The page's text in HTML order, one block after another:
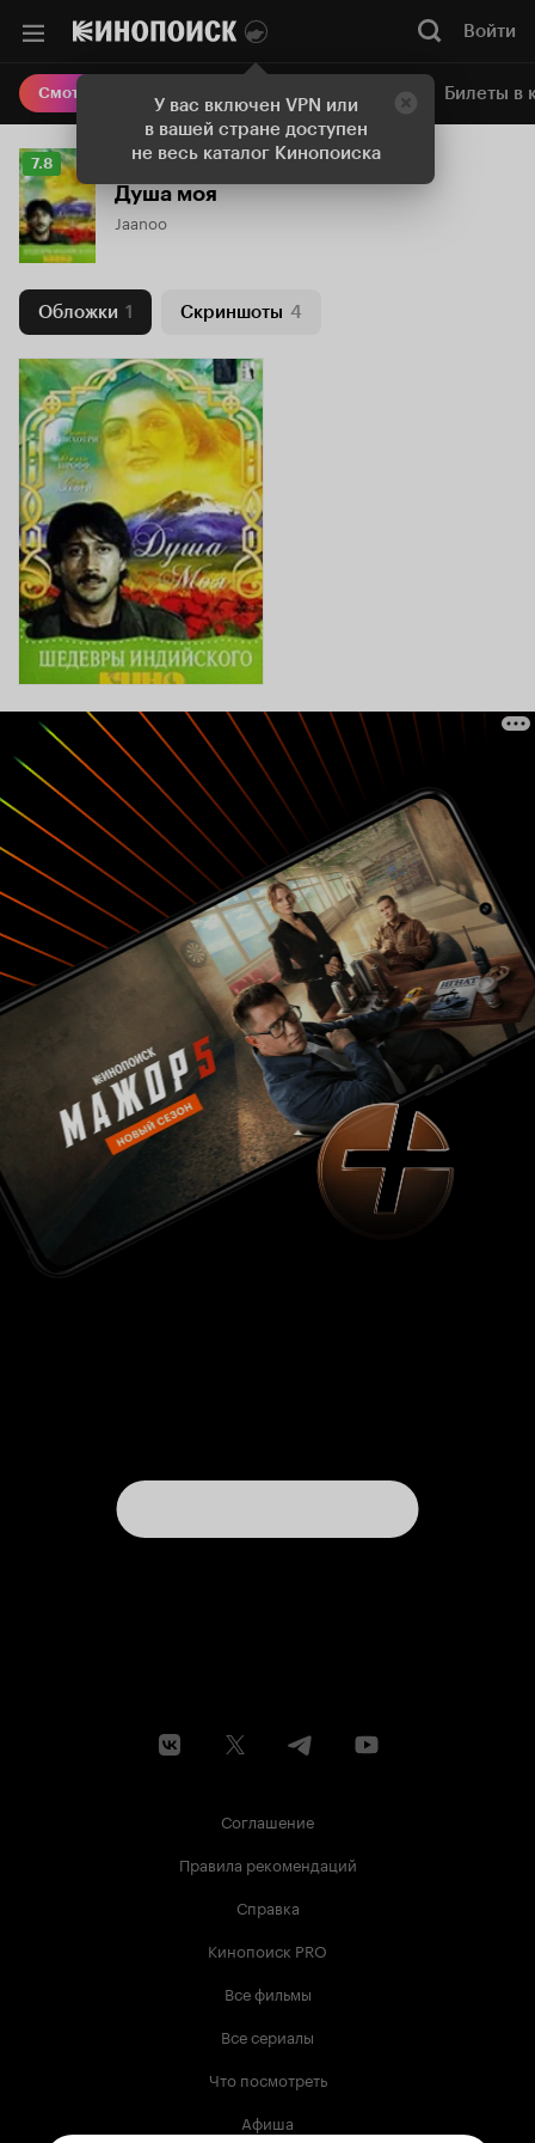
У вас включен VPN или
в вашей стране доступен
не весь каталог Кинопоиска
Войти
Смотреть кино Онлайн-кинотеатр Билеты в
Рейтинг
Кинопоиска
7.8
7.8
Душа моя
Jaanoo
Обложки 1 Скриншоты 4
Соглашение
Правила рекомендаций
Справка
Кинопоиск PRO
Все фильмы
Все сериалы
Что посмотреть
Афиша